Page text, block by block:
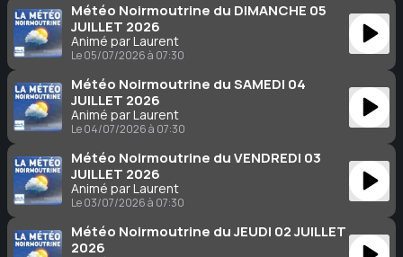
Météo Noirmoutrine du DIMANCHE 05
JUILLET 2026
Animé par Laurent
Le 05/07/2026 à 07:30
Météo Noirmoutrine du SAMEDI 04
JUILLET 2026
Animé par Laurent
Le 04/07/2026 à 07:30
Météo Noirmoutrine du VENDREDI 03
JUILLET 2026
Animé par Laurent
Le 03/07/2026 à 07:30
Météo Noirmoutrine du JEUDI 02 JUILLET
2026